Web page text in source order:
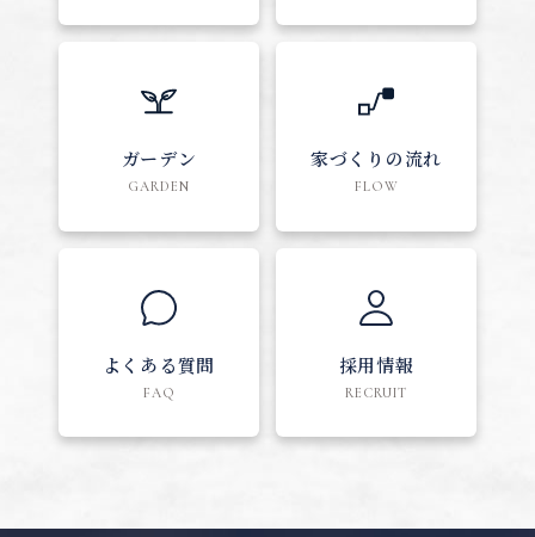
ガーデン
GARDEN
家づくりの流れ
FLOW
よくある質問
FAQ
採用情報
RECRUIT